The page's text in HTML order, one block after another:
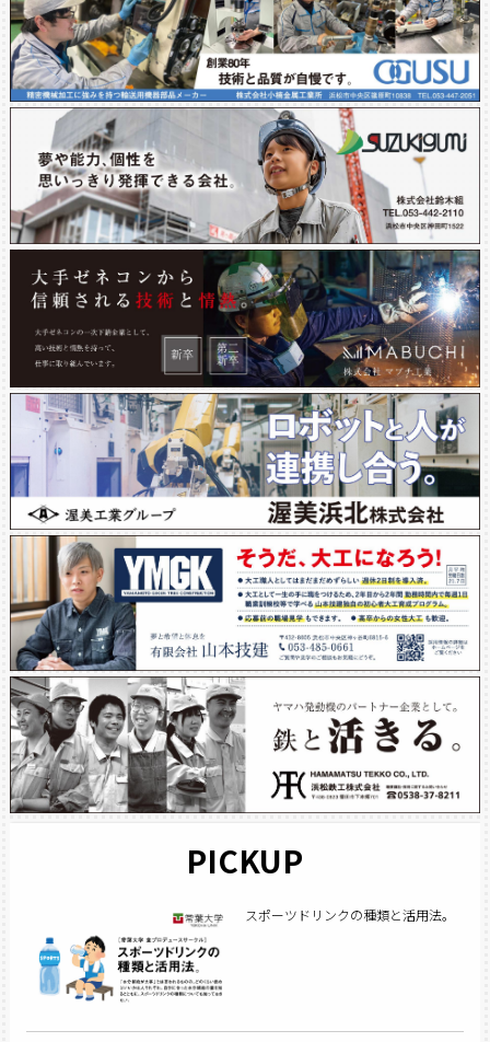
PICKUP
スポーツドリンクの種類と活用法。